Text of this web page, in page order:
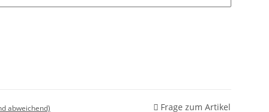
abweichend) Frage zum Artikel